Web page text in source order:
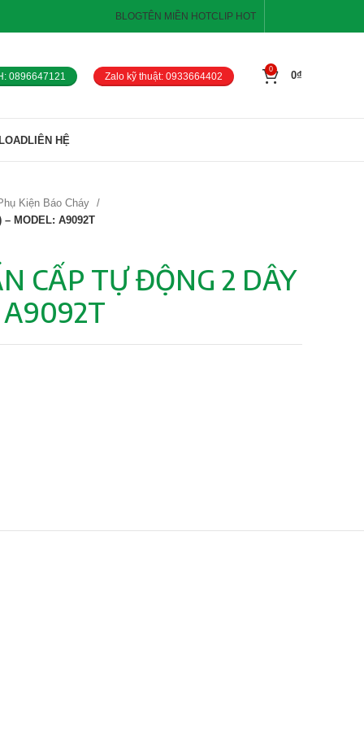
BLOGTÊN MIỀN HOTCLIP HOT
0896647121 Zalo kỹ thuật: 0933664402
0
0₫
LIÊN HỆ
Kiện Báo Cháy
MODEL: A9092T
CẤP TỰ ĐỘNG 2 DÂY
A9092T